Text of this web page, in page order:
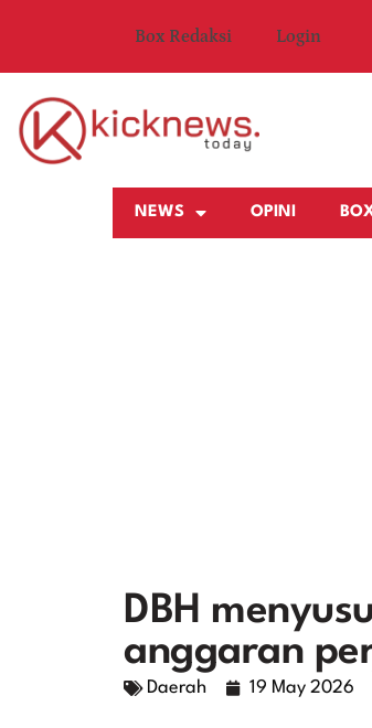
Box Redaksi Login
NEWS OPINI
DBH
anggaran
Daerah 19 May 2026